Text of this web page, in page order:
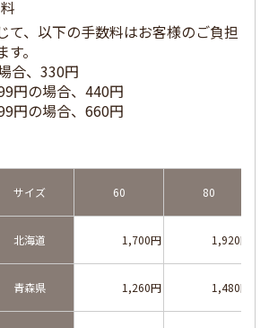
て、以下の手数料はお客様のご負担
。
合、330円
円の場合、440円
円の場合、660円
サイズ 60 80
北海道 1,700円 1,920円
青森県 1,260円 1,480円